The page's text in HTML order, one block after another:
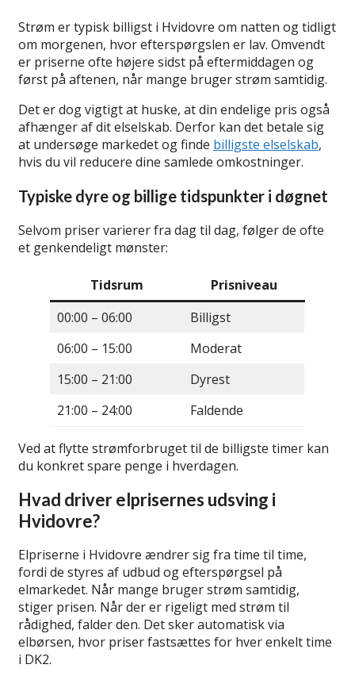
Strøm er typisk billigst i Hvidovre om natten og tidligt
om morgenen, hvor efterspørgslen er lav. Omvendt
er priserne ofte højere sidst på eftermiddagen og
først på aftenen, når mange bruger strøm samtidig.
Det er dog vigtigt at huske, at din endelige pris også
afhænger af dit elselskab. Derfor kan det betale sig
at undersøge markedet og finde billigste elselskab,
hvis du vil reducere dine samlede omkostninger.
Typiske dyre og billige tidspunkter i døgnet
Selvom priser varierer fra dag til dag, følger de ofte
et genkendeligt mønster:
Tidsrum
Prisniveau
00:00 – 06:00
Billigst
06:00 – 15:00
Moderat
15:00 – 21:00
Dyrest
21:00 – 24:00
Faldende
Ved at flytte strømforbruget til de billigste timer kan
du konkret spare penge i hverdagen.
Hvad driver elprisernes udsving i
Hvidovre?
Elpriserne i Hvidovre ændrer sig fra time til time,
fordi de styres af udbud og efterspørgsel på
elmarkedet. Når mange bruger strøm samtidig,
stiger prisen. Når der er rigeligt med strøm til
rådighed, falder den. Det sker automatisk via
elbørsen, hvor priser fastsættes for hver enkelt time
i DK2.